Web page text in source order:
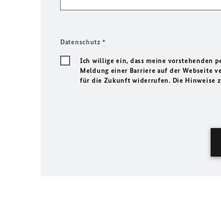
Datenschutz*
Ich willige ein, dass meine vorstehenden
Meldung einer Barriere auf der Webseite
für die Zukunft widerrufen. Die Hinweise